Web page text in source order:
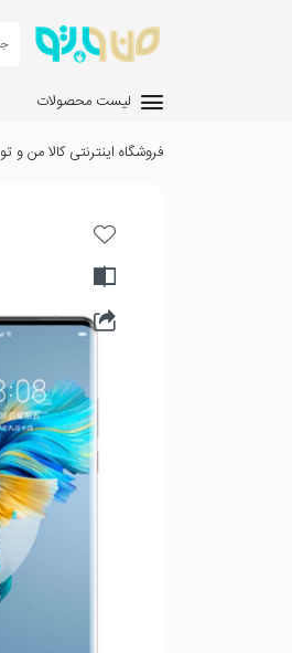
لیست محصولات
فروشگاه اینترنتی کالا من و تو